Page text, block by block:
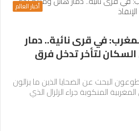
أخبار العالم
في قرى نائية.. دمار
لتأخر تدخل فرق
البحث عن الضحايا الذين ما يزالون
المنكوبة جراء الزلزال الذي